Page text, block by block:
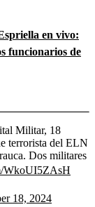
en vivo:
funcionarios de
Militar, 18
terrorista del ELN
Dos militares
WkoUI5ZAsH
18, 2024